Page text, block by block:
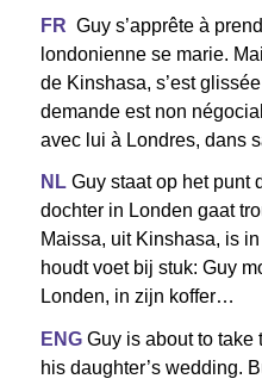
FR Guy s’apprête à
londonienne se marie.
de Kinshasa, s’est
demande est non
avec lui à Londres, dans
NL Guy staat op het punt
dochter in Londen gaat
Maissa, uit Kinshasa, is
houdt voet bij stuk: Guy
Londen, in zijn koffer…
ENG Guy is about to take
his daughter’s wedding.